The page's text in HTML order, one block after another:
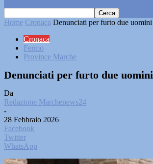
Home Cronaca Denunciati per furto due
Cronaca
Fermo
Province Marche
Denunciati per furto due
Da
Redazione Marchenews24
-
28 Febbraio 2026
Facebook
Twitter
WhatsApp